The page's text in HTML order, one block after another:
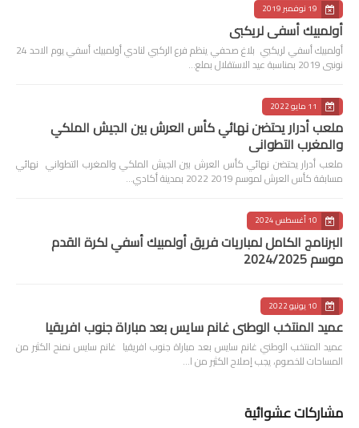
19 نوفمبر 2019
أولمبيك أسفي لريكبي
أولمبيك أسفي لريكبي بلاغ صحفي ينظم فرع الركبي لنادي أولمبيك أسفي يوم الاحد 24
نونبى 2019 بمناسبة عيد الاستقلال بملع…
11 مايو 2022
ملعب أدرار يحتضن نهائي كأس العرش بين الجيش الملكي
والمغرب التطواني
ملعب أدرار يحتضن نهائي كأس العرش بين الجيش الملكي والمغرب التطواني نهائي
مسابقة كأس العرش لموسم 2019 2022 بمدينة أكادي…
10 أغسطس 2024
البرنامج الكامل لمباريات فريق أولمبيك أسفي لكرة القدم
موسم 2024/2025
10 يونيو 2022
عميد المنتخب الوطني غانم سايس بعد مباراة جنوب افريقيا
عميد المنتخب الوطني غانم سايس بعد مباراة جنوب افريقيا غانم سايس نمنح الكثير من
المساحات للخصوم، يجب إصلاح الكثير من ا…
مشاركات عشوائية